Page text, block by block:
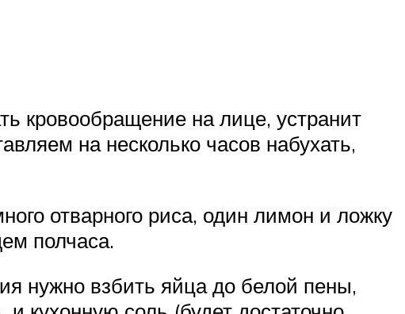
кровообращение на лице, устранит
на несколько часов набухать,
отварного риса, один лимон и ложку
полчаса.
нужно взбить яйца до белой пены,